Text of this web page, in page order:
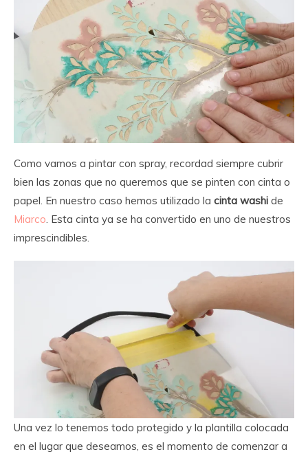
Como vamos a pintar con spray, recordad siempre cubrir
bien las zonas que no queremos que se pinten con cinta o
papel. En nuestro caso hemos utilizado la cinta washi de
Miarco . Esta cinta ya se ha convertido en uno de nuestros
imprescindibles.
Una vez lo tenemos todo protegido y la plantilla colocada
en el lugar que deseamos, es el momento de comenzar a